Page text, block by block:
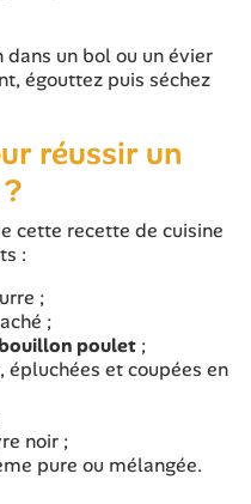
un bol ou un évier
égouttez puis séchez
réussir un
cette recette de cuisine
:
;
;
poulet ;
et coupées en
noir ;
pure ou mélangée.